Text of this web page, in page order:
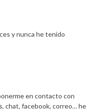
y nunca he tenido
en contacto con
chat, facebook, correo… he